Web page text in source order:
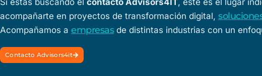
Si estás buscando el contacto Advisors4IT, este es el lugar
acompañarte en proyectos de transformación digital,
Acompañamos a empresasde distintas industrias con un
Contacto Advisors4it